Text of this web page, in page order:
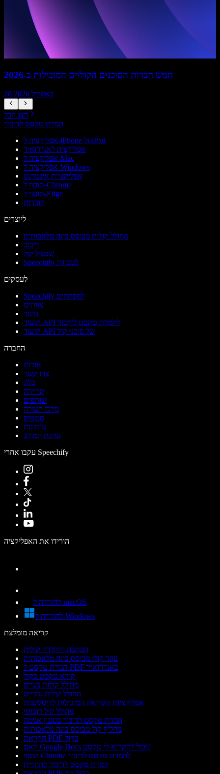
חמש חברות הסוכנים הקוליים המובילות ב-2026
28 באפריל 2026
הצג הכל
המרת טקסט לדיבור
אפליקציה ל-iPhone ול-iPad
אפליקציה לאנדרואיד
אפליקציה ל-Mac
אפליקציה ל-Windows
אפליקציית אינטרנט
תוסף ל-Chrome
תוסף ל-Edge
הורדות
ליוצרים
מחולל קולות מבוסס בינה מלאכותית
דיבוב
שכפול קול
Speechify לעבודה
לעסקים
Speechify למפתחים
צוותים
חינוך
תיעוד API להמרת טקסט לדיבור
תיעוד API של סוכני קול
החברה
אודות
צרו קשר
בלוג
קריירה
שותפים
מרכז העזרה
סטטוס
עיתונות
ערכת המותג
עקבו אחרי Speechify
הורידו את האפליקציה
להורדה ל-macOS
להורדה ל-Windows
קריאה מומלצת
הכתבה והקלדה קולית
עוזר קולי מבוסס בינה מלאכותית
המרת טקסט ל-PDF באנדרואיד
קורא טקסט בקול
מחולל קולות נשיים
מחולל קולות גבריים
אפליקציות הקריאה המובילות לדיסלקציה
מחולל קול רובוטי
המרת טקסט לדיבור בסגנון אנימה
מחליף קול מבוסס בינה מלאכותית
הקראת PDF בקול
האם Google Docs יכול להקריא לי טקסט?
תוסף Chrome להמרת טקסט לדיבור
המרת טקסט לדיבור בהינדית